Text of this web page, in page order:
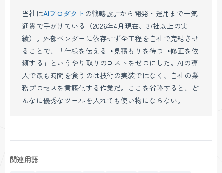
当社はAIプロダクト の戦略設計から開発・運用まで一気
通貫で手がけている（2026年4月現在、37社以上の実
績）。外部ベンダーに依存せず全工程を自社で完結させ
ることで、「仕様を伝える→見積もりを待つ→修正を依
頼する」というやり取りのコストをゼロにした。AIの導
入で最も時間を食うのは技術の実装ではなく、自社の業
務プロセスを言語化する作業だ。ここを省略すると、ど
んなに優秀なツールを入れても使い物にならない。
関連用語